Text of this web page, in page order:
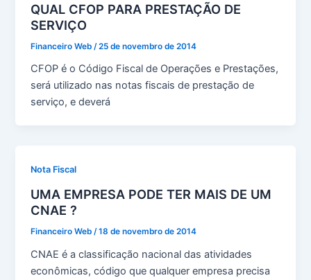
QUAL CFOP PARA PRESTAÇÃO DE
SERVIÇO
Financeiro Web /25 de novembro de 2014
CFOP é o Código Fiscal de Operações e Prestações,
será utilizado nas notas fiscais de prestação de
serviço, e deverá
Nota Fiscal
UMA EMPRESA PODE TER MAIS DE UM
CNAE ?
Financeiro Web/18 de novembro de 2014
CNAE é a classificação nacional das atividades
econômicas, código que qualquer empresa precisa